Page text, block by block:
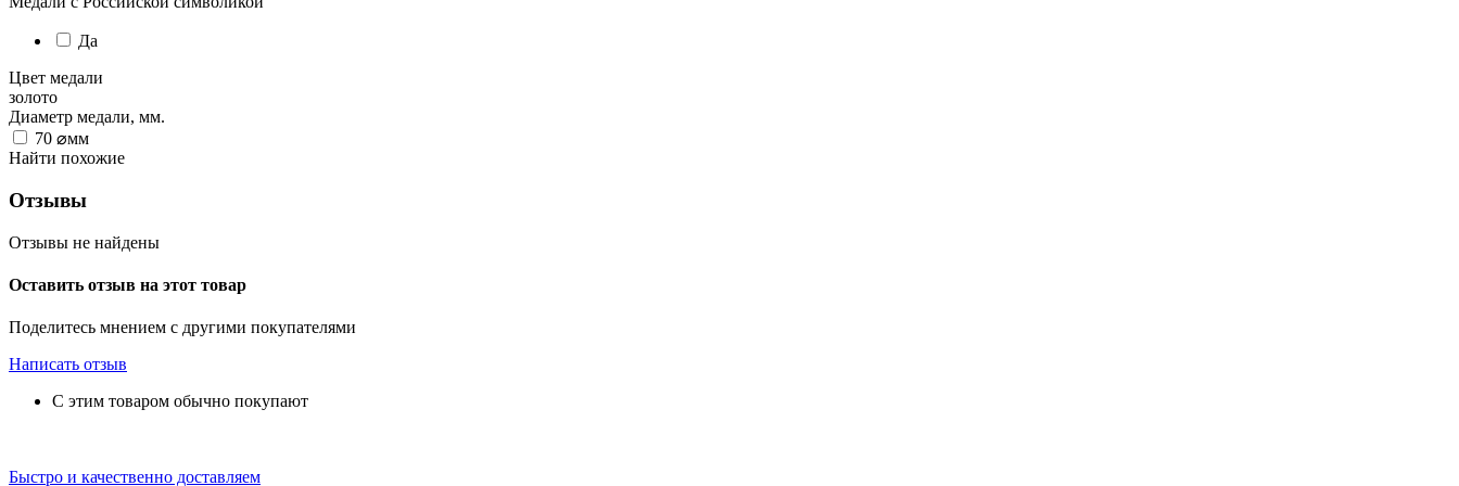
Да
Цвет медали
золото
Диаметр медали, мм.
70 ⌀мм
Найти похожие
Отзывы
Отзывы не найдены
Оставить отзыв на этот товар
Поделитесь мнением с другими покупателями
Написать отзыв
С этим товаром обычно покупают
Быстро и качественно доставляем